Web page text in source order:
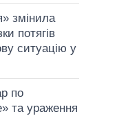
змінила
потягів
ситуацію у
по
та ураження